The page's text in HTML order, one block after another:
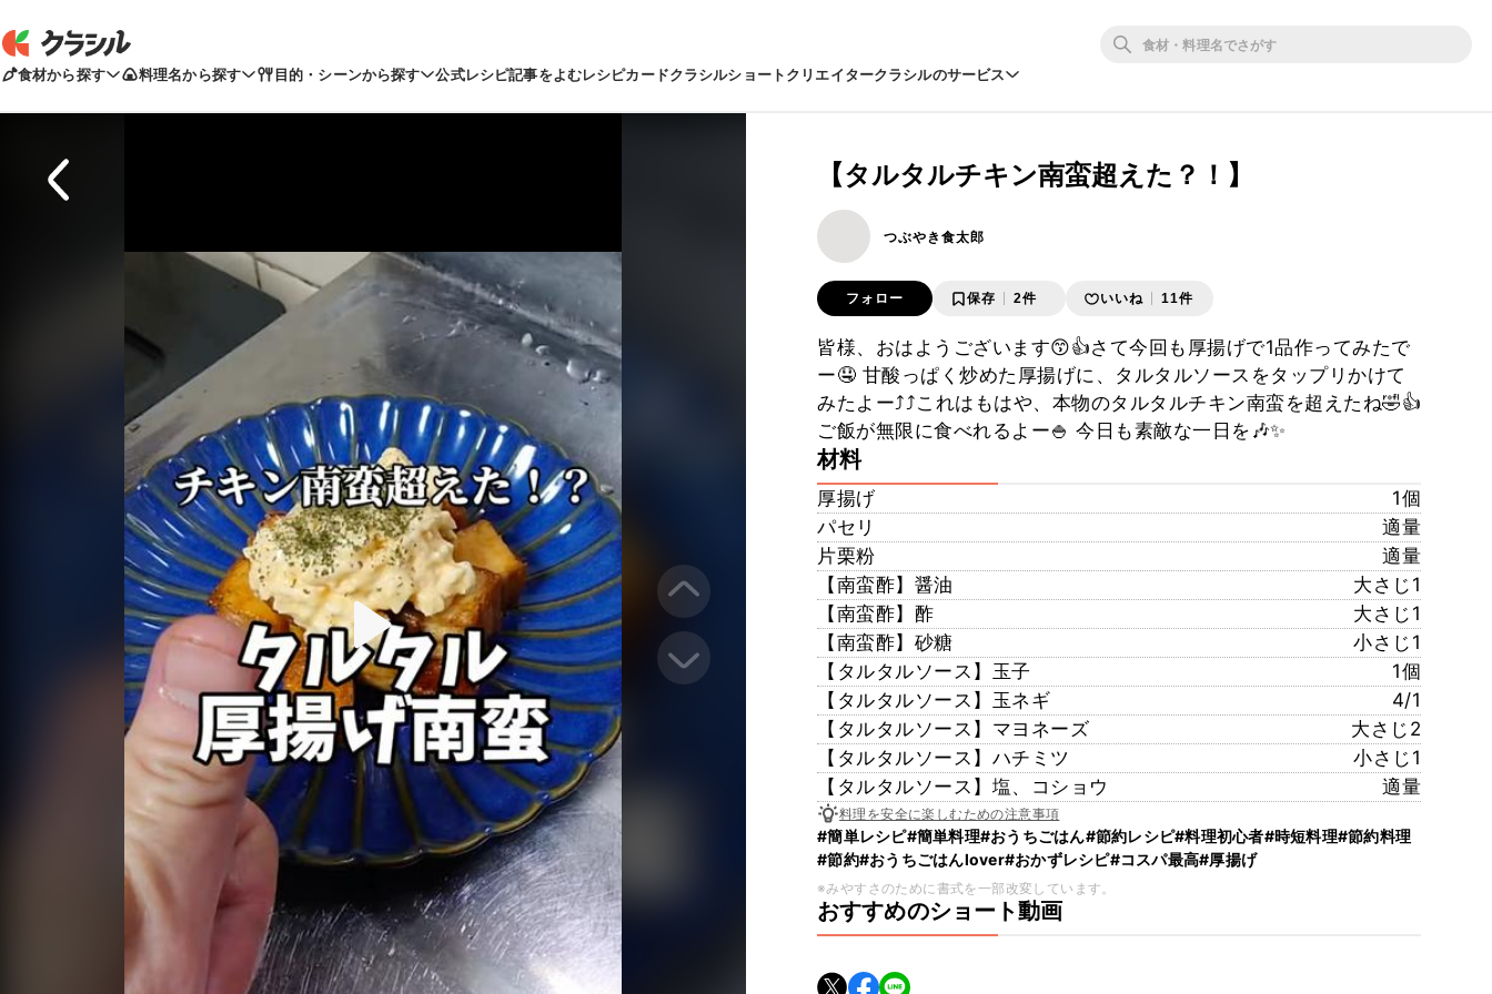
食材から探す 料理名から探す 目的・シーンから探す 公式レシピ記事をよむレシピカードクラシルショートクリエイタークラシルのサービス
【タルタルチキン南蛮超えた？！】
つぶやき食太郎
フォロー 保存 2件 いいね 11件
皆様、おはようございます😙👍さて今回も厚揚げで1品作ってみたで
ー🤤 甘酸っぱく炒めた厚揚げに、タルタルソースをタップリかけて
みたよー⤴️⤴️これはもはや、本物のタルタルチキン南蛮を超えたね🤣👍
ご飯が無限に食べれるよー🍚 今日も素敵な一日を🎶✨
材料
厚揚げ
1個
パセリ
適量
片栗粉
適量
【南蛮酢】醤油
大さじ1
【南蛮酢】酢
大さじ1
【南蛮酢】砂糖
小さじ1
【タルタルソース】玉子
1個
【タルタルソース】玉ネギ
4/1
【タルタルソース】マヨネーズ
大さじ2
【タルタルソース】ハチミツ
小さじ1
【タルタルソース】塩、コショウ
適量
料理を安全に楽しむための注意事項
#簡単レシピ#簡単料理#おうちごはん#節約レシピ#料理初心者#時短料理#節約料理
#節約#おうちごはんlover#おかずレシピ#コスパ最高#厚揚げ
※みやすさのために書式を一部改変しています。
おすすめのショート動画